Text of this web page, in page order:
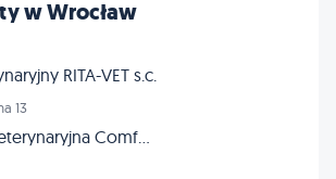
w Wrocław
RITA-VET s.c.
13
Przychodnia Weterynaryjna ComfortVET